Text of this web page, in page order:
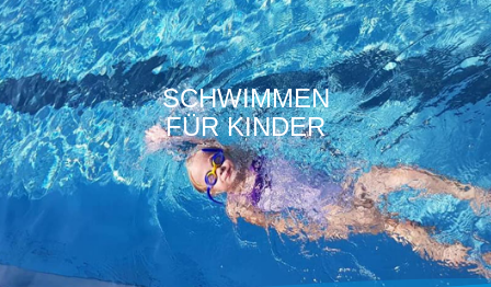
SCHWIMMEN
FÜR KINDER